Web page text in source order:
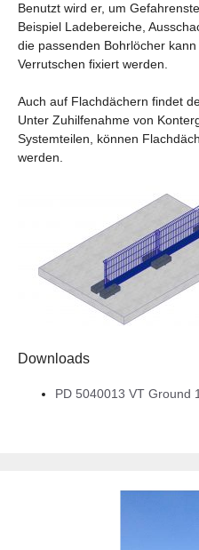
Benutzt wird er, um
Beispiel Ladebereiche,
die passenden Bohrlöcher
Verrutschen fixiert werden.
Auch auf Flachdächern findet
Unter Zuhilfenahme von
Systemteilen, können
werden.
Downloads
PD 5040013 VT Ground